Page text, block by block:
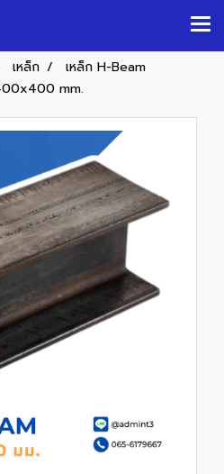
เหล็ก
เหล็ก H-Beam
mm.